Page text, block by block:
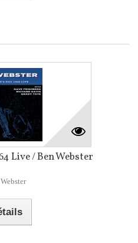
Live / Ben Webster